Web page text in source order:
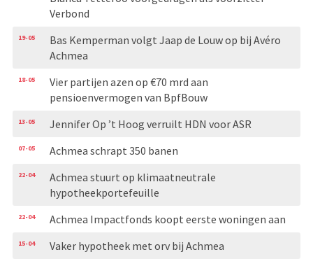
Verbond
19-05
Bas Kemperman volgt Jaap de Louw op bij Avéro
Achmea
18-05
Vier partijen azen op €70 mrd aan
pensioenvermogen van BpfBouw
13-05 Jennifer Op ’t Hoog verruilt HDN voor ASR
07-05 Achmea schrapt 350 banen
22-04
Achmea stuurt op klimaatneutrale
hypotheekportefeuille
22-04 Achmea Impactfonds koopt eerste woningen aan
15-04 Vaker hypotheek met orv bij Achmea